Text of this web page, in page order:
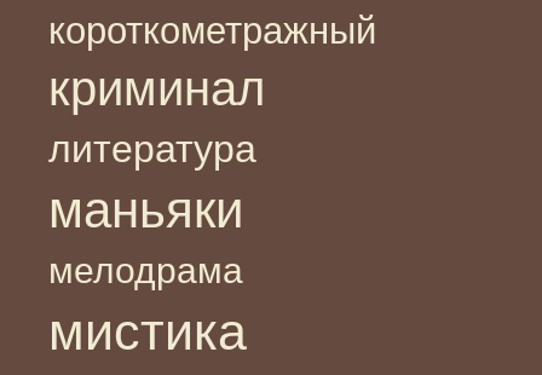
короткометражный
криминал
литература
маньяки
мелодрама
мистика